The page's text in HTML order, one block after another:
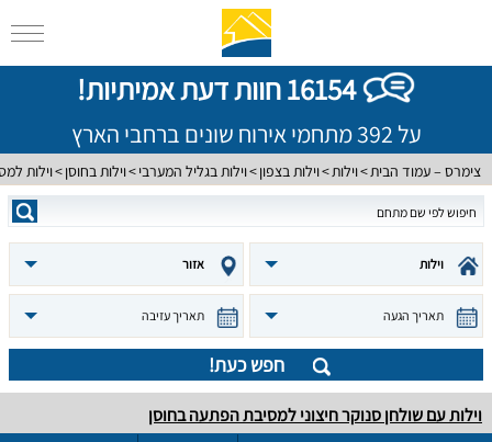
16154 חוות דעת אמיתיות!
על 392 מתחמי אירוח שונים ברחבי הארץ
צימרס – עמוד הבית וילות וילות בצפון וילות בגליל המערבי וילות בחוסן וילות
וילות אזור
תאריך הגעה תאריך עזיבה
חפש כעת!
וילות עם שולחן סנוקר חיצוני למסיבת הפתעה בחוסן